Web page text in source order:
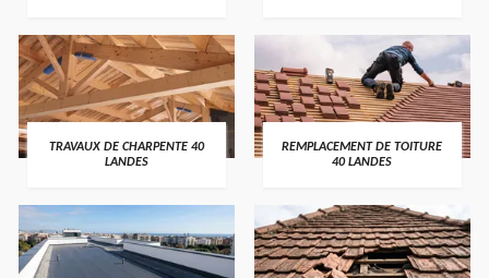
TRAVAUX DE CHARPENTE 40
LANDES
REMPLACEMENT DE TOITURE
40 LANDES